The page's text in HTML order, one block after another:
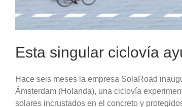
Esta singular ciclovía
Hace seis meses la empresa SolaRoad
Ámsterdam (Holanda), una ciclovía
solares incrustados en el concreto y